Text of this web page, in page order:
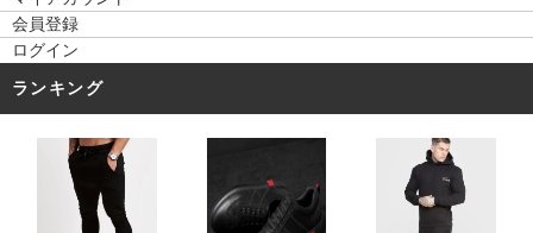
会員登録
ログイン
ランキング